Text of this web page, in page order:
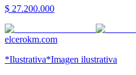
$ 27.200.000
elcerokm.com
*Ilustrativa*Imagen ilustrativa